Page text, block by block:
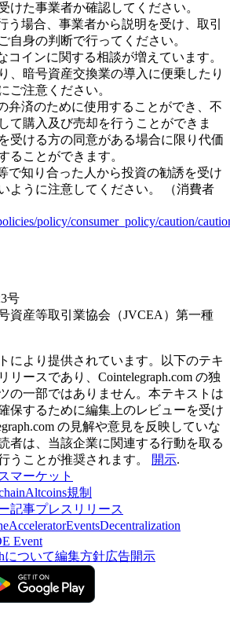
けた事業者か確認してください。
う場合、事業者から説明を受け、取引
自身の判断で行ってください。
コインに関する相談が増えています。
、暗号資産交換業の導入に便乗したり
ご注意ください。
弁済のために使用することができ、不
て購入及び売却を行うことができま
受ける方の同意がある場合に限り代価
ることができます。
で知り合った人から投資の勧誘を受け
ように注意してください。 （消費者
policy/consumer_policy/caution/
号
資産等取引業協会（JVCEA）第一種
により提供されています。以下のテキ
リースであり、Cointelegraph.com の独
の一部ではありません。本テキストは
保するために編集上のレビューを受け
の見解や意見を反映していな
者は、当該企業に関連する行動を取る
うことが推奨されます。
開示.
マーケット
Altcoins規制
記事プレスリリース
AcceleratorEventsDecentralization
Event
について編集方針広告開示